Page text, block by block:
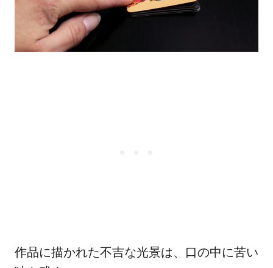
作品に描かれた不吉な光景は、口の中に苦い